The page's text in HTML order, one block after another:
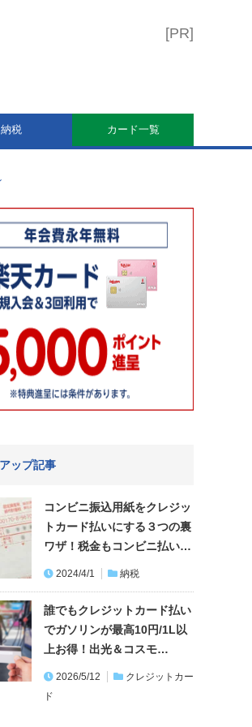
納税 カード一覧
ップ記事
コンビニ振込用紙をクレジッ
トカード払いにする３つの裏
ワザ！税金もコンビニ払い…
2024/4/1 納税
誰でもクレジットカード払い
でガソリンが最高10円/1L以
上お得！出光＆コスモ…
2026/5/12
クレジットカー
ド